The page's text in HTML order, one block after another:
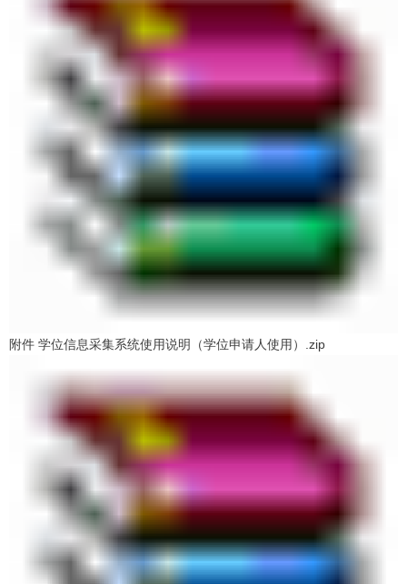
附件 学位信息采集系统使用说明（学位申请人使用）.zip